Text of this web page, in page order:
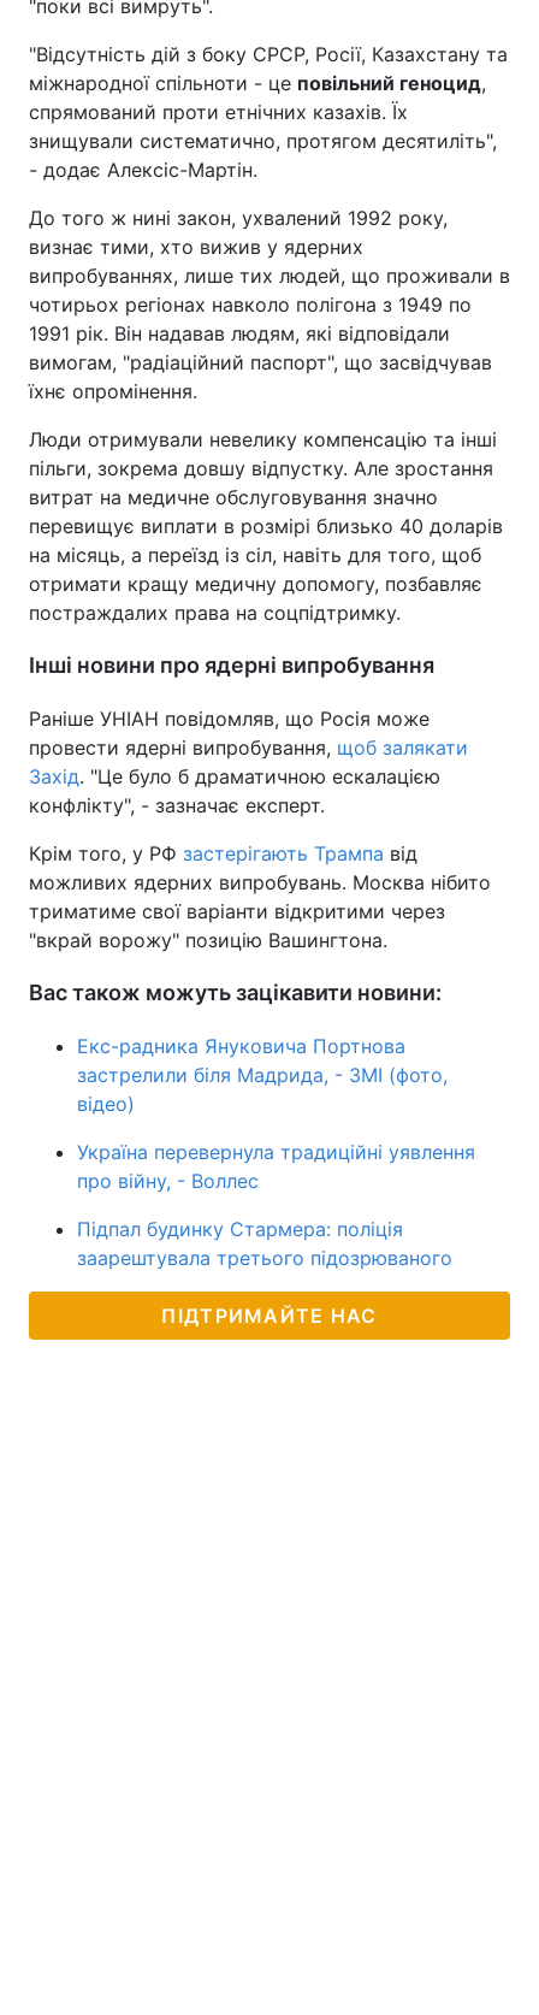
"поки всі вимруть".
"Відсутність дій з боку СРСР, Росії, Казахстану та
міжнародної спільноти - це повільний геноцид,
спрямований проти етнічних казахів. Їх
знищували систематично, протягом десятиліть",
- додає Алексіс-Мартін.
До того ж нині закон, ухвалений 1992 року,
визнає тими, хто вижив у ядерних
випробуваннях, лише тих людей, що проживали в
чотирьох регіонах навколо полігона з 1949 по
1991 рік. Він надавав людям, які відповідали
вимогам, "радіаційний паспорт", що засвідчував
їхнє опромінення.
Люди отримували невелику компенсацію та інші
пільги, зокрема довшу відпустку. Але зростання
витрат на медичне обслуговування значно
перевищує виплати в розмірі близько 40 доларів
на місяць, а переїзд із сіл, навіть для того, щоб
отримати кращу медичну допомогу, позбавляє
постраждалих права на соцпідтримку.
Інші новини про ядерні випробування
Раніше УНІАН повідомляв, що Росія може
провести ядерні випробування, щоб залякати
Захід. "Це було б драматичною ескалацією
конфлікту", - зазначає експерт.
Крім того, у РФ застерігають Трампа від
можливих ядерних випробувань. Москва нібито
триматиме свої варіанти відкритими через
"вкрай ворожу" позицію Вашингтона.
Вас також можуть зацікавити новини:
Екс-радника Януковича Портнова
застрелили біля Мадрида, - ЗМІ (фото,
відео)
Україна перевернула традиційні уявлення
про війну, - Воллес
Підпал будинку Стармера: поліція
заарештувала третього підозрюваного
ПІДТРИМАЙТЕ НАС